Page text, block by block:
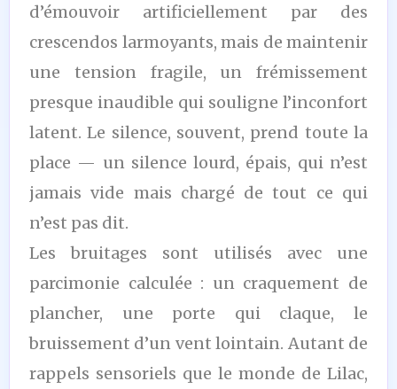
d’émouvoir artificiellement par des
crescendos larmoyants, mais de maintenir
une tension fragile, un frémissement
presque inaudible qui souligne l’inconfort
latent. Le silence, souvent, prend toute la
place — un silence lourd, épais, qui n’est
jamais vide mais chargé de tout ce qui
n’est pas dit.
Les bruitages sont utilisés avec une
parcimonie calculée : un craquement de
plancher, une porte qui claque, le
bruissement d’un vent lointain. Autant de
rappels sensoriels que le monde de Lilac,